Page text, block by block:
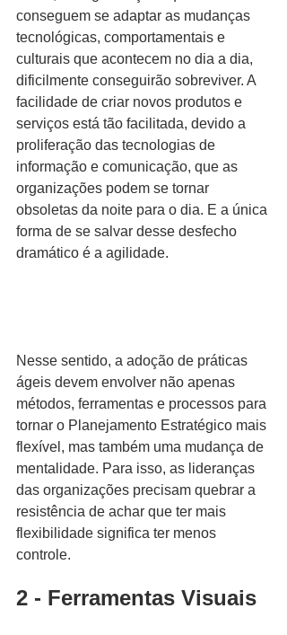
conseguem se adaptar as mudanças
tecnológicas, comportamentais e
culturais que acontecem no dia a dia,
dificilmente conseguirão sobreviver. A
facilidade de criar novos produtos e
serviços está tão facilitada, devido a
proliferação das tecnologias de
informação e comunicação, que as
organizações podem se tornar
obsoletas da noite para o dia. E a única
forma de se salvar desse desfecho
dramático é a agilidade.
Nesse sentido, a adoção de práticas
ágeis devem envolver não apenas
métodos, ferramentas e processos para
tornar o Planejamento Estratégico mais
flexível, mas também uma mudança de
mentalidade. Para isso, as lideranças
das organizações precisam quebrar a
resistência de achar que ter mais
flexibilidade significa ter menos
controle.
2 - Ferramentas Visuais